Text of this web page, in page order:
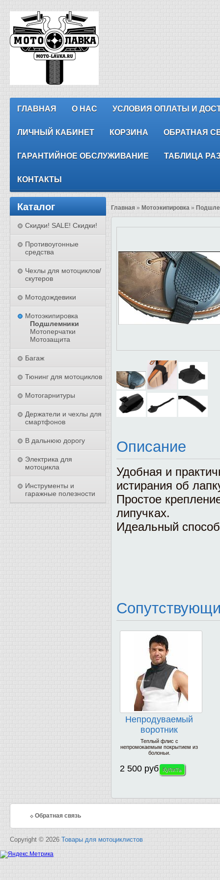
ГЛАВНАЯ О НАС УСЛОВИЯ ОПЛАТЫ И
ЛИЧНЫЙ КАБИНЕТ КОРЗИНА ОБРАТНАЯ
ГАРАНТИЙНОЕ ОБСЛУЖИВАНИЕ ТАБЛИЦА
КОНТАКТЫ
Каталог
Скидки! SALE! Скидки!
Противоугонные
средства
Чехлы для мотоциклов/
скутеров
Мотодождевики
Мотоэкипировка
Подшлемники
Мотоперчатки
Мотозащита
Багаж
Тюнинг для мотоциклов
Мотогарнитуры
Держатели и чехлы для
смартфонов
В дальнюю дорогу
Электрика для
мотоцикла
Инструменты и
гаражные полезности
Главная » Мотоэкипировка »
Описание
Удобная и
истирания об
Простое
липучках.
Идеальный
Непродуваемый
воротник
PROBIKER
Теплый флис с
непромокаемым покрытием из
болоньи.
2 500 руб
Обратная связь
Copyright © 2026 Товары для мотоциклистов